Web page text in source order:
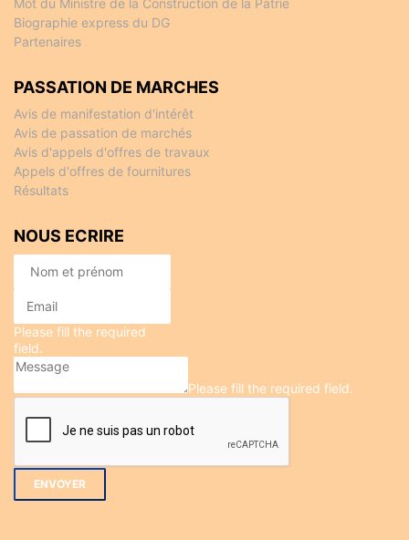
Mot du Ministre de la Construction de la Patrie
Biographie express du DG
Partenaires
PASSATION DE MARCHES
Avis de manifestation d'intérêt
Avis de passation de marchés
Avis d'appels d'offres de travaux
Appels d'offres de fournitures
Résultats
NOUS ECRIRE
Please fill the required
field.
Please fill the required field.
ENVOYER